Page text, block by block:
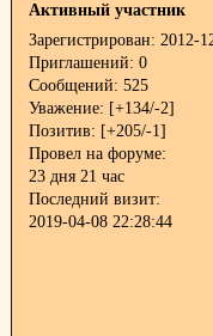
Активный участник
Зарегистрирован: 2012-
Приглашений: 0
Сообщений: 525
Уважение: [+134/-2]
Позитив: [+205/-1]
Провел на форуме:
23 дня 21 час
Последний визит:
2019-04-08 22:28:44